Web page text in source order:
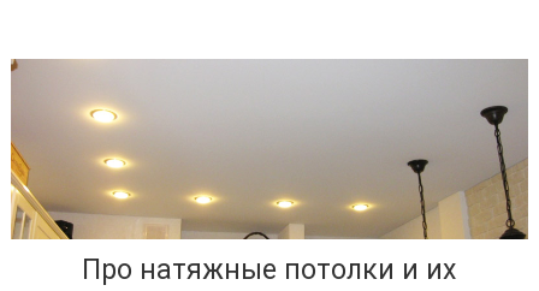
Про натяжные потолки и их